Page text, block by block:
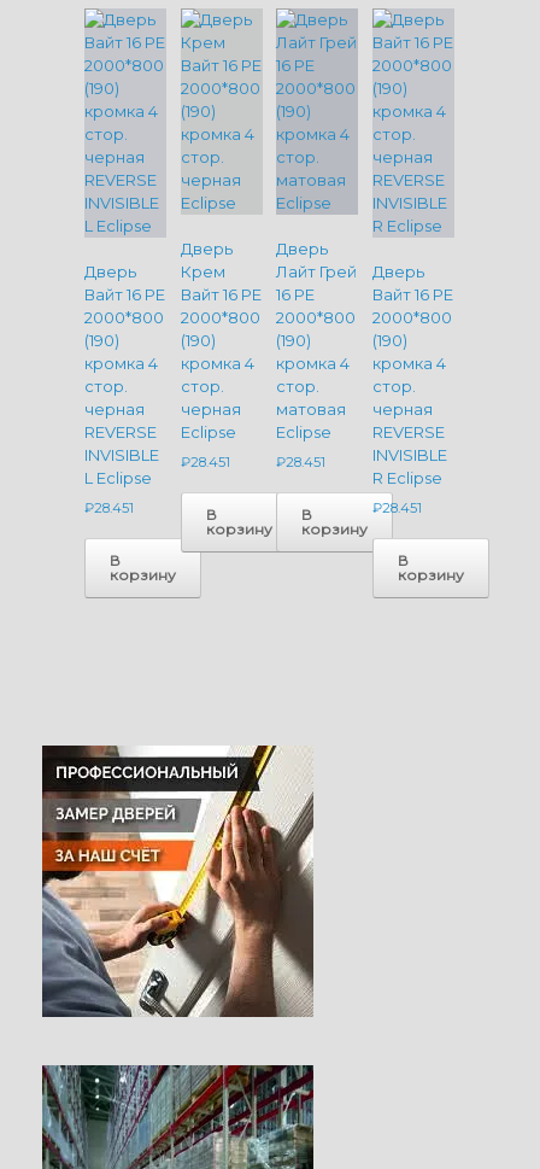
Eclipse
Дверь
Вайт 16 PE
2000*800
(190)
кромка 4
стор.
черная
REVERSE
INVISIBLE
L Eclipse
₽28.451
В
корзину
Дверь
Крем
Вайт 16 PE
2000*800
(190)
кромка 4
стор.
черная
Eclipse
₽28.451
В
корзину
Дверь
Лайт Грей
16 PE
2000*800
(190)
кромка 4
стор.
матовая
Eclipse
₽28.451
В
корзину
Дверь
Вайт 16 PE
2000*800
(190)
кромка 4
стор.
черная
REVERSE
INVISIBLE
R Eclipse
₽28.451
В
корзину